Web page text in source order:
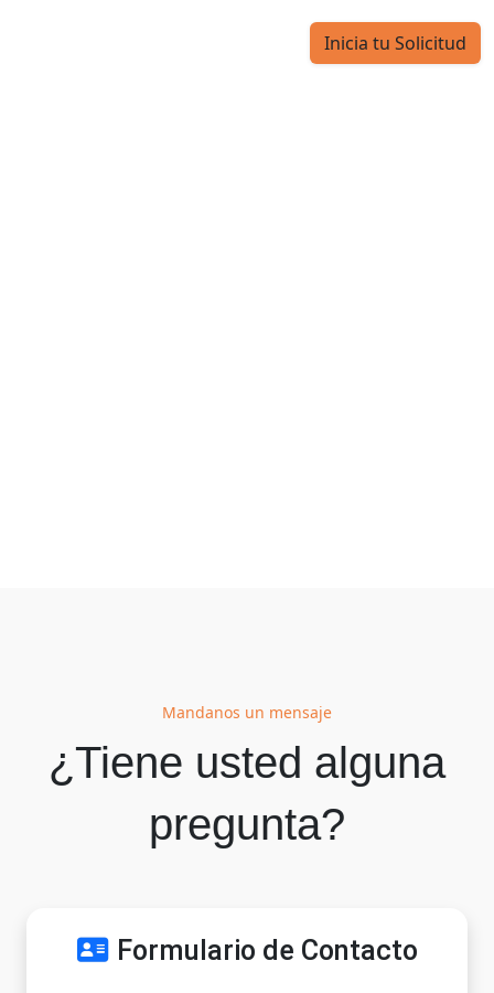
Inicia tu Solicitud
Mandanos un mensaje
¿Tiene usted alguna
pregunta?
Formulario de Contacto